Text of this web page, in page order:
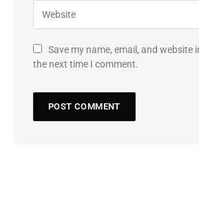
Save my name, email, and website
the next time I comment.